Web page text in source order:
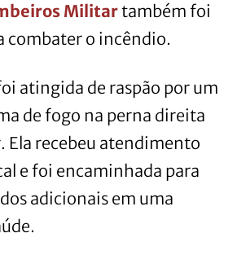
Militartambém foi
combater o incêndio.
atingida de raspão por um
de fogo na perna direita
Ela recebeu atendimento
e foi encaminhada para
adicionais em uma